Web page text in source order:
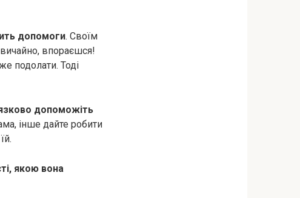
допомоги. Своїм
впораєшся!
подолати. Тоді
допоможіть
інше дайте робити
якою вона